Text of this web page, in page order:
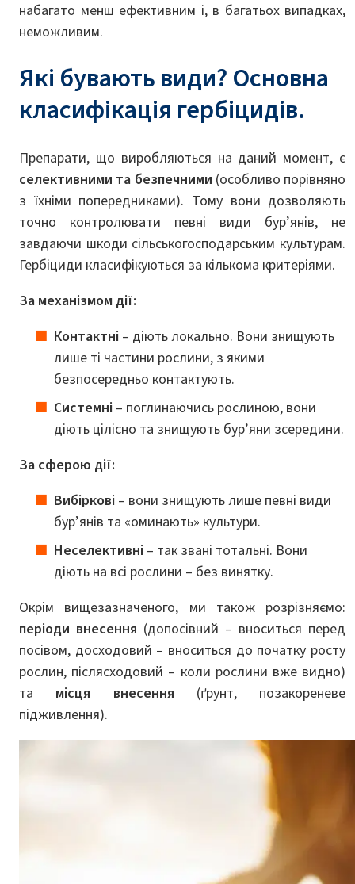
набагато менш ефективним і, в багатьох випадках,
неможливим.
Які бувають види? Основна
класифікація гербіцидів.
Препарати, що виробляються на даний момент, є
селективними та безпечними (особливо порівняно
з їхніми попередниками). Тому вони дозволяють
точно контролювати певні види бур’янів, не
завдаючи шкоди сільськогосподарським культурам.
Гербіциди класифікуються за кількома критеріями.
За механізмом дії:
Контактні – діють локально. Вони знищують
лише ті частини рослини, з якими
безпосередньо контактують.
Системні – поглинаючись рослиною, вони
діють цілісно та знищують бур’яни зсередини.
За сферою дії:
Вибіркові – вони знищують лише певні види
бур’янів та «оминають» культури.
Неселективні – так звані тотальні. Вони
діють на всі рослини – без винятку.
Окрім вищезазначеного, ми також розрізняємо:
періоди внесення (допосівний – вноситься перед
посівом, досходовий – вноситься до початку росту
рослин, післясходовий – коли рослини вже видно)
та місця внесення (ґрунт, позакореневе
підживлення).